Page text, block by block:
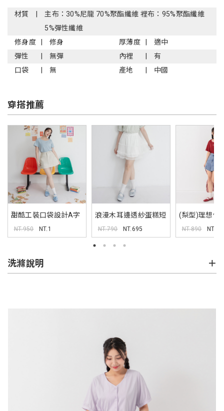
材質
主布：30%尼龍 70%聚酯纖維 裡布：95%聚酯纖維
5%彈性纖維
修身度
修身 厚薄度
適中
彈性
無彈 內裡
有
口袋
無 產地 中國
穿搭推薦
甜酷工裝口袋設計A字
短裙
NT.950 NT.1
浪漫木耳邊透紗蛋糕短
裙
NT.790 NT.695
(梨型)理想修
仔短褲
NT.890
洗滌說明